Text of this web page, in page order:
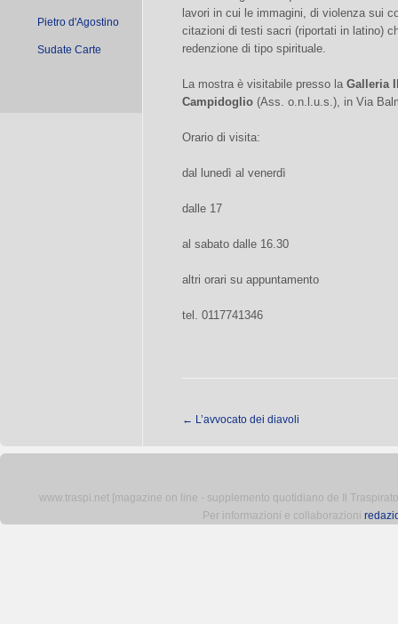
Pietro d'Agostino
Sudate Carte
lavori in cui le immagini, di violenza sui
citazioni di testi sacri (riportati in latino)
redenzione di tipo spirituale.
La mostra è visitabile presso la Galleria
Campidoglio (Ass. o.n.l.u.s.), in Via
Orario di visita:
dal lunedì al venerdì
dalle 17
al sabato dalle 16.30
altri orari su appuntamento
tel. 0117741346
← L’avvocato dei diavoli
www.traspi.net [magazine on line - supplemento quotidiano de Il
Per informazioni e collaborazioni